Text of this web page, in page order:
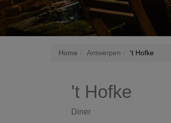
Home Antwerpen 't Hofke
't Hofke
Diner